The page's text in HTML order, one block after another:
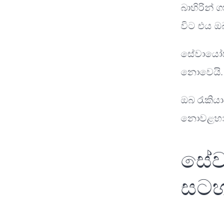
බාහිරින්
විට එය
නොවෙයි.
ඔබ
නොවළහා